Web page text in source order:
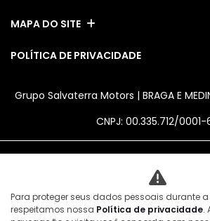
MAPA DO SITE
POLÍTICA DE PRIVACIDADE
Grupo Salvaterra Motors | BRAGA E
CNPJ: 00.335.712/0001-
No trânsito, enxergar o outro
vidas.
Para proteger seus dados pessoais durante
respeitamos nossa Política de privacidade.